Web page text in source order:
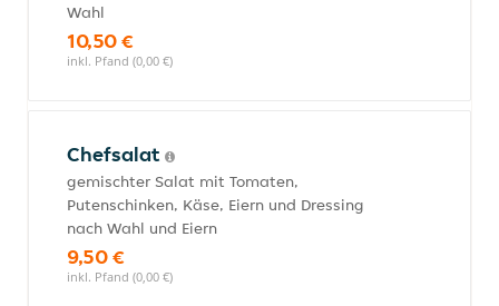
Wahl
10,50 €
inkl. Pfand (0,00 €)
Chefsalat
gemischter Salat mit Tomaten,
Putenschinken, Käse, Eiern und Dressing
nach Wahl und Eiern
9,50 €
inkl. Pfand (0,00 €)